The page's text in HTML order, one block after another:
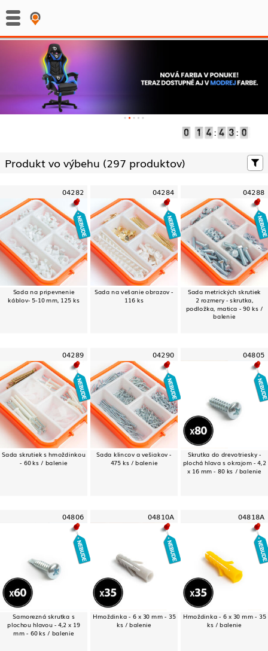
: :
Produkt vo výbehu (297 produktov)
04282
Sada na pripevnenie
káblov- 5-10 mm, 125 ks
04284
Sada na vešanie obrazov -
116 ks
04288
Sada metrických skrutiek
2 rozmery - skrutka,
podložka, matica - 90 ks /
balenie
04289
Sada skrutiek s hmoždinkou
- 60 ks / balenie
04290
Sada klincov a vešiakov -
475 ks / balenie
04805
Skrutka do drevotriesky -
plochá hlava s okrajom - 4,2
x 16 mm - 80 ks / balenie
04806
Samorezná skrutka s
plochou hlavou - 4,2 x 19
mm - 60 ks / balenie
04810A
Hmoždinka - 6 x 30 mm - 35
ks / balenie
04818A
Hmoždinka - 6 x 30 mm - 35
ks / balenie